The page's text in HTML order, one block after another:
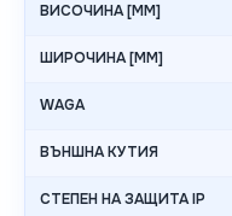
ВИСОЧИНА [MM]
ШИРОЧИНА [MM]
WAGA
ВЪНШНА КУТИЯ
СТЕПЕН НА ЗАЩИТА IP